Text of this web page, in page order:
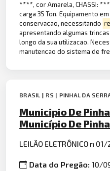
****, cor Amarela, CHASSI:
carga 35 Ton. Equipamento
conservacao, necessitando
apresentando algumas
longo da sua utilizacao.
manutencao do sistema de
BRASIL | RS | PINHAL DA
Municipio De
Município De
LEILÃO ELETRÔNICO n
Data do Pregão:10/